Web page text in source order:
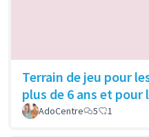
Terrain de jeu pour
plus de 6 ans et pour
AdoCentre 5 1